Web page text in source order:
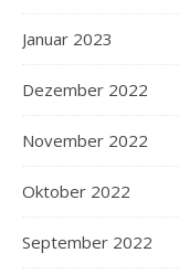
Januar 2023
Dezember 2022
November 2022
Oktober 2022
September 2022